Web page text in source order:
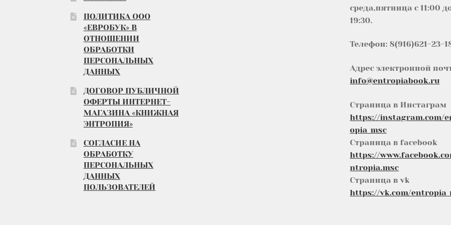
ПОЛИТИКА ООО
«ЕВРОБУК» В
ОТНОШЕНИИ
ОБРАБОТКИ
ПЕРСОНАЛЬНЫХ
ДАННЫХ
ДОГОВОР ПУБЛИЧНОЙ
ОФЕРТЫ ИНТЕРНЕТ-
МАГАЗИНА «КНИЖНАЯ
ЭНТРОПИЯ»
СОГЛАСИЕ НА
ОБРАБОТКУ
ПЕРСОНАЛЬНЫХ
ДАННЫХ
ПОЛЬЗОВАТЕЛЕЙ
среда,пятница с 11:00
19:30.
Телефон: 8(916)621-23-
Адрес электронной
info@entropiabook.ru
Страница в Инстаграм
https://instagram.com/
opia_msc
Страница в facebook
https://
ntropia.msc
Страница в vk
https://vk.com/